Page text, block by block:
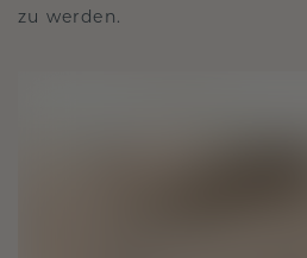
zu werden.